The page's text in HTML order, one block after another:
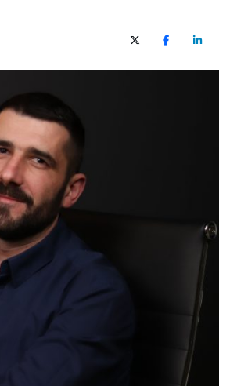
X (Twitter)FacebookLinkedIn